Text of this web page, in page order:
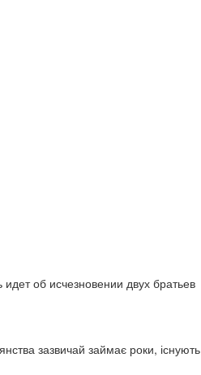
об исчезновении двух братьев
зазвичай займає роки, існують